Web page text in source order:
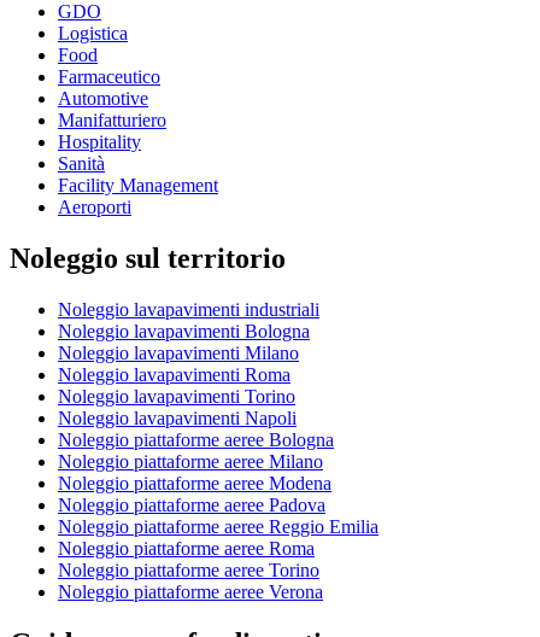
GDO
Logistica
Food
Farmaceutico
Automotive
Manifatturiero
Hospitality
Sanità
Facility Management
Aeroporti
Noleggio sul territorio
Noleggio lavapavimenti industriali
Noleggio lavapavimenti Bologna
Noleggio lavapavimenti Milano
Noleggio lavapavimenti Roma
Noleggio lavapavimenti Torino
Noleggio lavapavimenti Napoli
Noleggio piattaforme aeree Bologna
Noleggio piattaforme aeree Milano
Noleggio piattaforme aeree Modena
Noleggio piattaforme aeree Padova
Noleggio piattaforme aeree Reggio Emilia
Noleggio piattaforme aeree Roma
Noleggio piattaforme aeree Torino
Noleggio piattaforme aeree Verona